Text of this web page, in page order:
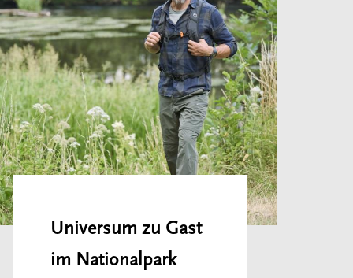
Universum zu Gast
im Nationalpark